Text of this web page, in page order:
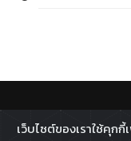
เว็บไซต์ของเราใช้คุก